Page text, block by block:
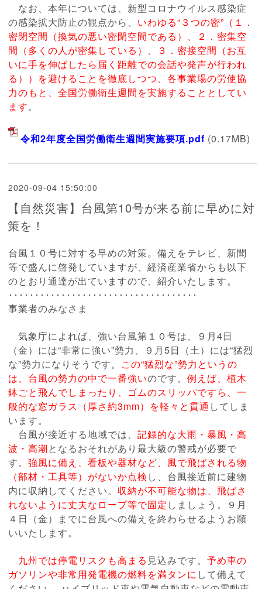
なお、本年については、新型コロナウイルス感染症
の感染拡大防止の観点から、 いわゆる“３つの密”（１．
密閉空間（換気の悪い密閉空間である）、２．密集空
間（多くの人が密集している）、３．密接空間（お互
いに手を伸ばしたら届く距離での会話や発声が行われ
る））を避けることを徹底しつつ、各事業場の労使協
力のもと、全国労働衛生週間を実施することとしてい
ます。
令和2年度全国労働衛生週間実施要項.pdf (0.17MB)
2020-09-04 15:50:00
【自然災害】台風第10号が来る前に早めに対
策を！
台風１０号に対する早めの対策。備えをテレビ、新聞
等で盛んに啓発していますが、経済産業省からも以下
のとおり通達が出ていますので、紹介いたします。
････････････････････････････････････
事業者のみなさま
気象庁によれば、強い台風第１０号は、９月4日
（金）には“非常に強い”勢力、９月5日（土）には“猛烈
な”勢力になりそうです。 この“猛烈な”勢力というの
は、台風の勢力の中で一番強いのです。例えば、植木
鉢ごと飛んでしまったり、ゴムのスリッパですら、一
般的な窓ガラス（厚さ約3mm）を軽々と貫通 してしま
います。
台風が接近する地域では、記録的な大雨・暴風・高
波・高潮となるおそれがあり最大級の警戒が必要で
す。強風に備え、看板や器材など、風で飛ばされる物
（部材・工具等）がないか点検 し、台風接近前に建物
内に収納してください。 収納が不可能な物は、飛ばさ
れないように丈夫なロープ等で固定 しましょう。９月
４日（金）までに台風への備えを終わらせるようお願
いいたします。
九州では停電リスクも高まる 見込みです。予め車の
ガソリンや非常用発電機の燃料を満タンに して備えて